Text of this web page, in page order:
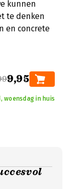
kunnen
te denken
en concrete
9,95
woensdag in huis